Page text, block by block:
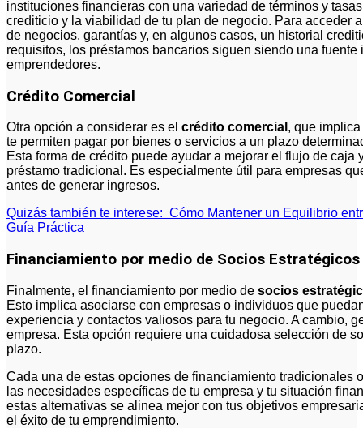
instituciones financieras con una variedad de términos y
crediticio y la viabilidad de tu plan de negocio. Para acceder
de negocios, garantías y, en algunos casos, un historial
requisitos, los préstamos bancarios siguen siendo una
emprendedores.
Crédito Comercial
Otra opción a considerar es el crédito comercial , que
te permiten pagar por bienes o servicios a un plazo
Esta forma de crédito puede ayudar a mejorar el flujo de
préstamo tradicional. Es especialmente útil para empresas
antes de generar ingresos.
Quizás también te interese: Cómo Mantener un Equilibrio
Guía Práctica
Financiamiento por medio de Socios Estratégicos
Finalmente, el financiamiento por medio de socios
Esto implica asociarse con empresas o individuos que
experiencia y contactos valiosos para tu negocio. A cambio,
empresa. Esta opción requiere una cuidadosa selección de
plazo.
Cada una de estas opciones de financiamiento tradicionales
las necesidades específicas de tu empresa y tu situación
estas alternativas se alinea mejor con tus objetivos
el éxito de tu emprendimiento.